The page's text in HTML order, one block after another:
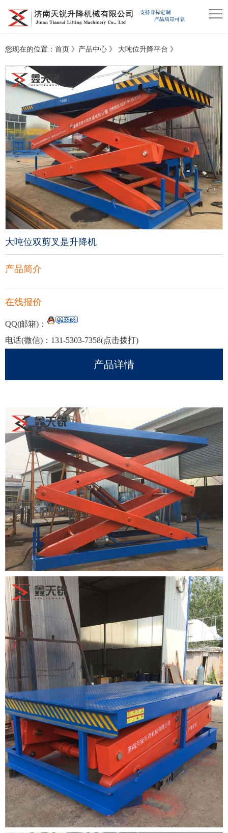
您现在的位置： 首页 》 产品中心 》 大吨位升降平台 》
大吨位双剪叉是升降机
产品简介
在线报价
QQ(邮箱)：
电话(微信)： 131-5303-7358(点击拨打)
产品详情